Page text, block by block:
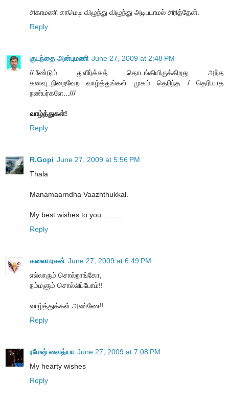
சிகாமணி காமெடி விழுந்து விழுந்து அடிபடாமல் சிரித்தேன்.
Reply
குடந்தை அன்புமணி June 27, 2009 at 2:48 PM
//மீண்டும் துளிர்க்கத் தொடங்கியிருக்கிறது அந்த
கனவு..நிறைவேற வாழ்த்துங்கள் முகம் தெரிந்த / தெரியாத
நண்பர்களே...///
வாழ்த்துகள்!
Reply
R.Gopi June 27, 2009 at 5:56 PM
Thala
Manamaarndha Vaazhthukkal.
My best wishes to you..........
Reply
கலையரசன் June 27, 2009 at 6:49 PM
எல்லாரும் சொல்றாங்கோ,
நம்மளும் சொல்லிப்போம்!!
வாழ்த்துக்கள் அண்ணே!!
Reply
ரமேஷ் வைத்யா June 27, 2009 at 7:08 PM
My hearty wishes
Reply